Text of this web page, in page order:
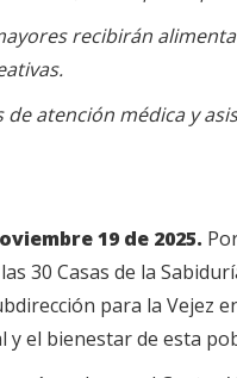
recibirán
de atención médica y
19 de 2025.
30 Casas de la
para la Vejez
y el bienestar de esta